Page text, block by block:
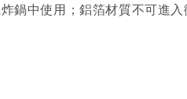
鍋中使用；鋁箔材質不可進入